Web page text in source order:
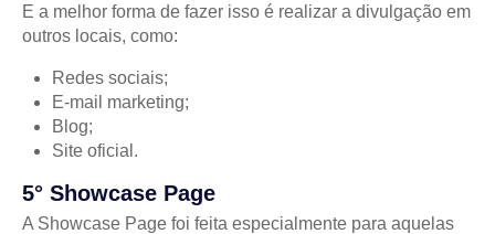
E a melhor forma de fazer isso é realizar a divulgação em
outros locais, como:
Redes sociais;
E-mail marketing;
Blog;
Site oficial.
5° Showcase Page
A Showcase Page foi feita especialmente para aquelas